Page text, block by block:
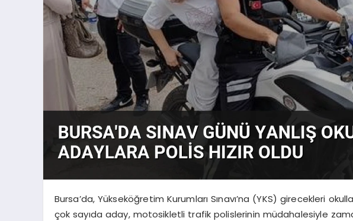
Bursa’da, Yükseköğretim Kurumları Sınavı’na (YKS) girecekleri
çok sayıda aday, motosikletli trafik polislerinin müdahalesiyle